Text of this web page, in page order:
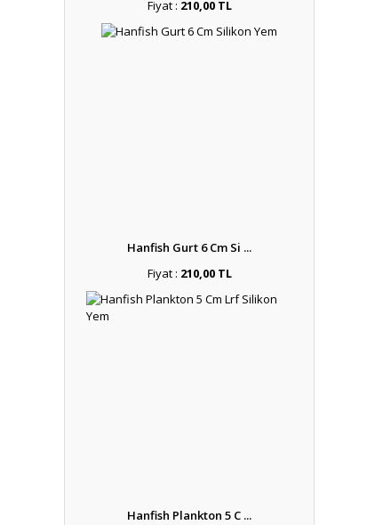
Fiyat : 210,00 TL
Hanfish Gurt 6 Cm Si ...
Fiyat : 210,00 TL
Hanfish Plankton 5 C ...